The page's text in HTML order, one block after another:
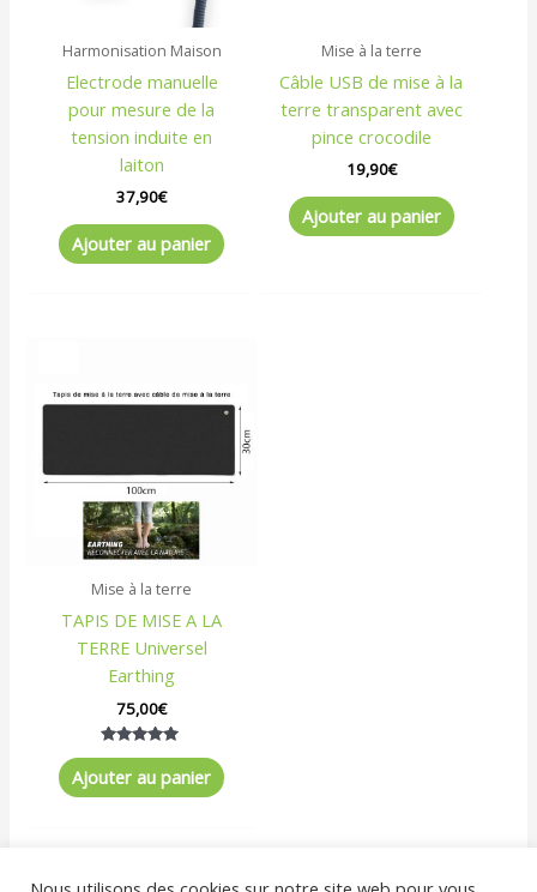
Harmonisation Maison
Electrode manuelle
pour mesure de la
tension induite en
laiton
37,90€
Ajouter au panier
Mise à la terre
Câble USB de mise à la
terre transparent avec
pince crocodile
19,90€
Ajouter au panier
Mise à la terre
TAPIS DE MISE A LA
TERRE Universel
Earthing
75,00€
Note
5.00
sur 5
Ajouter au panier